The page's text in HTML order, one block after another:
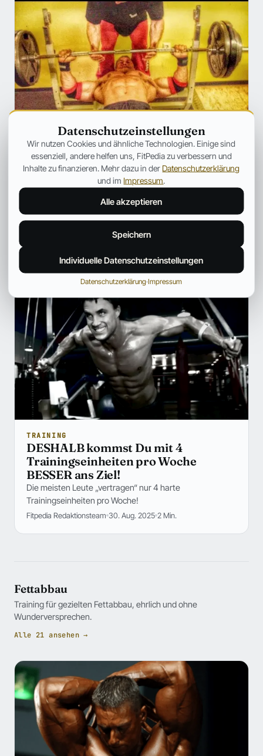
TRAINING
Matthias Botthof: SO wirst Du
WIRKLICH stärker!
Wer regelmäßig ins Fitnessstudio geht, der hat sich mit
Sicherheit schon des Öfteren die Frage gestellt, wie man
TRAINING
DESHALB kommst Du mit 4
Trainingseinheiten pro Woche
BESSER ans Ziel!
Die meisten Leute „vertragen“ nur 4 harte
Trainingseinheiten pro Woche!
Fitpedia Redaktionsteam 30. Aug. 2025 2 Min.
Fettabbau
Training für gezielten Fettabbau, ehrlich und ohne
Wunderversprechen.
Alle 21 ansehen →
Datenschutzeinstellungen
Wir nutzen Cookies und ähnliche Technologien. Einige sind
essenziell, andere helfen uns, FitPedia zu verbessern und
Inhalte zu finanzieren. Mehr dazu in der Datenschutzerklärung
und im Impressum.
Alle akzeptieren
Speichern
Individuelle Datenschutzeinstellungen
Datenschutzerklärung·Impressum